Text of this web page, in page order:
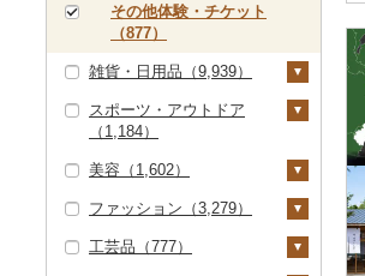
券（46）
その他体験・チケット
（877）
雑貨・日用品（9,939）
家具・インテリア（6
07）
タンス（24）
机・テーブル（3）
椅子・チェア・ソファ
寝具（424）
布団（17）
枕（53）
タオル（859）
泉州タオル（376）
文房具・印鑑（536）
スポーツ・アウトドア
（1,184）
ゴルフ（163）
ゴルフボール（27）
ゴルフクラブ（1）
釣り（153）
サイクリング（3）
美容（1,602）
スキンケア（496）
化粧水・乳液・美容液
シャンプー・リンス
ファッション（3,279）
鞄・バッグ（431）
工芸品（777）